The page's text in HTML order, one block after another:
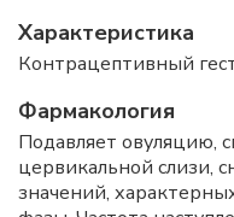
Характеристика
Контрацептивный
Фармакология
Подавляет овуляцию,
цервикальной слизи,
значений,